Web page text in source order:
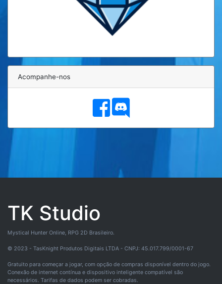
Acompanhe-nos
TK Studio
Mystical Hunter Online, RPG 2D Brasileiro.
© 2023 - TasKnight Produtos Digitais LTDA - CNPJ: 45.017.799/0001-67
Gratuito para começar a jogar, com opção de compras disponível dentro do jogo.
Conexão de internet contínua e dispositivo inteligente compatível são
necessários. Tarifas de dados podem ser cobradas.